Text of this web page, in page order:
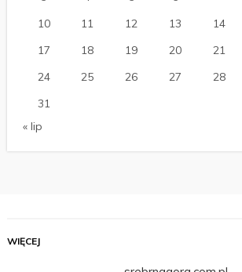
10
11 12 13 14
17
18 19 20 21
24
25 26 27 28
31
« lip
WIĘCEJ